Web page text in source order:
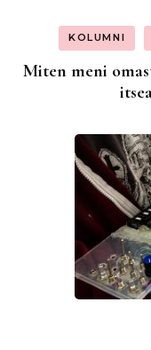
KOLUMNI
Miten meni